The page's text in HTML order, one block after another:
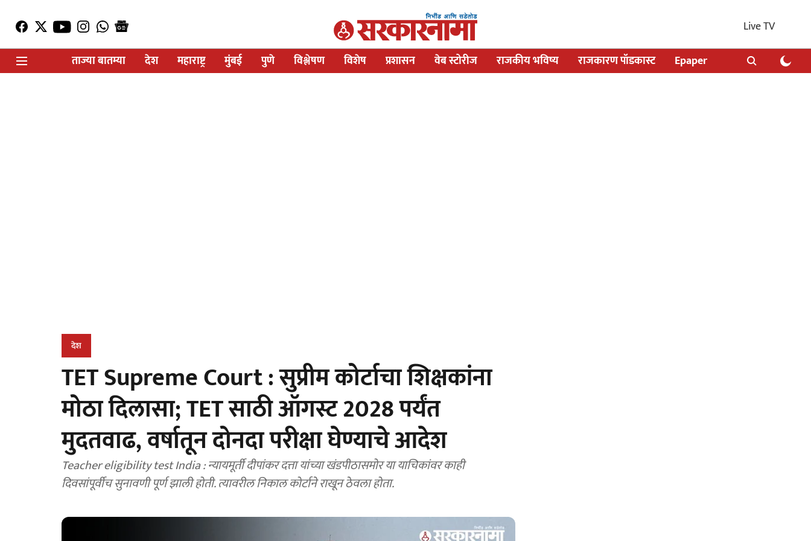
Live TV
ताज्या बातम्या
देश महाराष्ट्र मुंबई पुणे विश्लेषण विशेष प्रशासन वेब स्टोरीज राजकीय भविष्य राजकारण पॉडकास्ट Epaper
देश
TET Supreme Court : सुप्रीम कोर्टाचा शिक्षकांना
मोठा दिलासा; TET साठी ऑगस्ट 2028 पर्यंत
मुदतवाढ, वर्षातून दोनदा परीक्षा घेण्याचे आदेश
Teacher eligibility test India : न्यायमूर्ती दीपांकर दत्ता यांच्या खंडपीठासमोर या याचिकांवर काही
दिवसांपूर्वीच सुनावणी पूर्ण झाली होती. त्यावरील निकाल कोर्टाने राखून ठेवला होता.